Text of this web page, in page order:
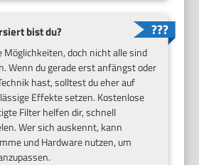
bist du?
doch nicht alle sind
Wenn du gerade erst anfängst oder
hast, solltest du eher auf
Effekte setzen. Kostenlose
Filter helfen dir, schnell
Wer sich auskennt, kann
und Hardware nutzen, um